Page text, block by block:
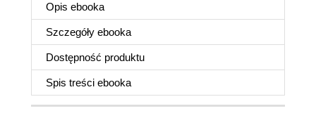
Opis ebooka
Szczegóły ebooka
Dostępność produktu
Spis treści ebooka